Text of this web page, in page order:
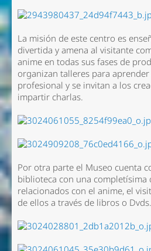
La misión de este centro es
divertida y amena al visitante
anime en todas sus fases de
organizan talleres para
profesional y se invitan a los
impartir charlas.
Por otra parte el Museo cuenta
biblioteca con una completísima
relacionados con el anime, el
de ellos a través de libros o Dvds.